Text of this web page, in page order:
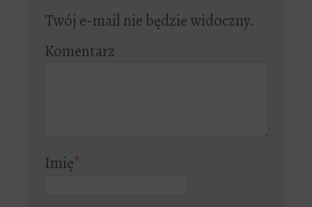
Twój e-mail nie będzie widoczny.
Komentarz
Imię*